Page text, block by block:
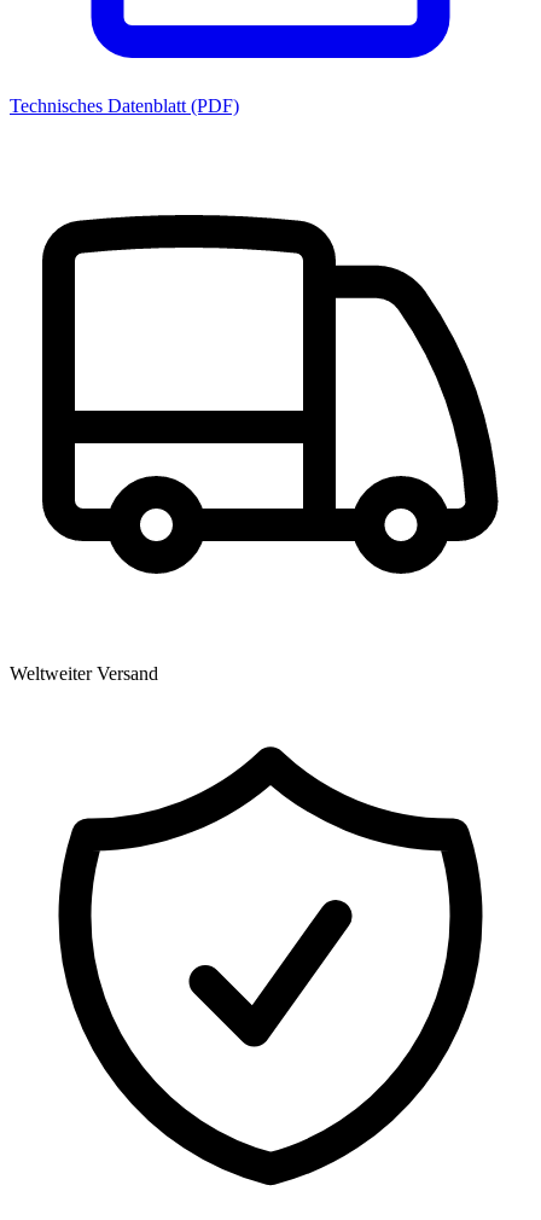
Technisches Datenblatt (PDF)
Weltweiter Versand